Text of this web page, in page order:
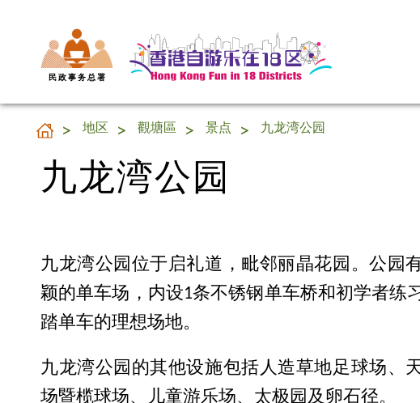
民 政 事 务 总 署
九龙湾公园
地区 觀塘區 景点 九龙湾公园
九龙湾公园
九龙湾公园位于启礼道，毗邻丽晶花园。公园
颖的单车场，内设1条不锈钢单车桥和初学者练
踏单车的理想场地。
九龙湾公园的其他设施包括人造草地足球场、
场暨榄球场、儿童游乐场、太极园及卵石径。